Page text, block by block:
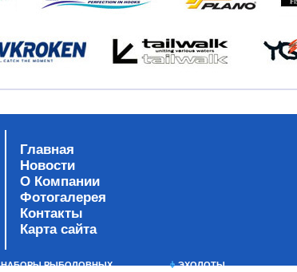
Главная
Новости
О Компании
Фотогалерея
Контакты
Карта сайта
НАБОРЫ РЫБОЛОВНЫХ
ЭХОЛОТЫ